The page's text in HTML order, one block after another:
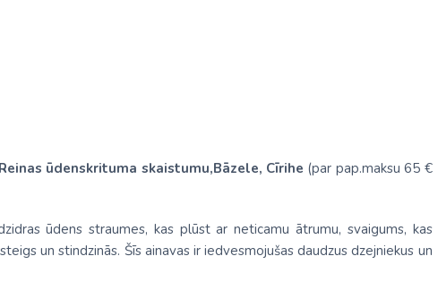
Reinas ūdenskrituma skaistumu,Bāzele, Cīrihe (par pap.maksu 65 €
ūdens straumes, kas plūst ar neticamu ātrumu, svaigums, kas
un stindzinās. Šīs ainavas ir iedvesmojušas daudzus dzejniekus un